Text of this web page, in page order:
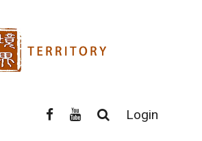
Login